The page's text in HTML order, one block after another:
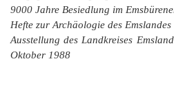
9000 Jahre Besiedlung im
Hefte zur Archäologie des Emslandes
Ausstellung des Landkreises
Oktober 1988